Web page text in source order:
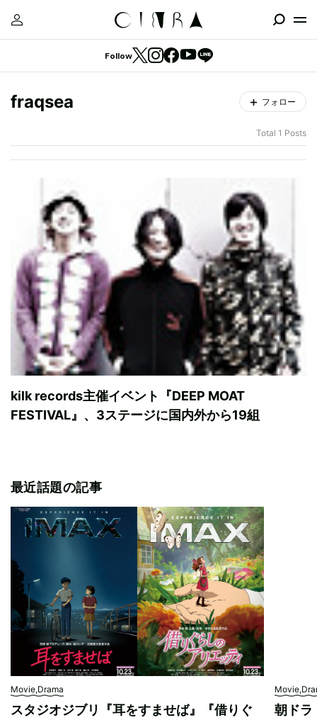
Follow
fraqsea フォロー
Total 1 Posts
kilk records主催イベント『DEEP MOAT
FESTIVAL』、3ステージに国内外から19組
最近話題の記事
Movie,Drama
スタジオジブリ『耳をすませば』『借りぐ
朝ドラ